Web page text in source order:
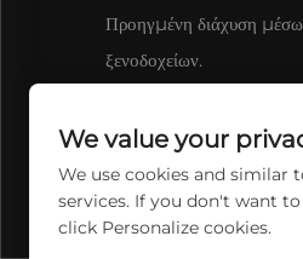
Προηγμένη διάχυση μέσω
ξενοδοχείων.
We value your
We use cookies and similar
services. If you don't want
click Personalize cookies.